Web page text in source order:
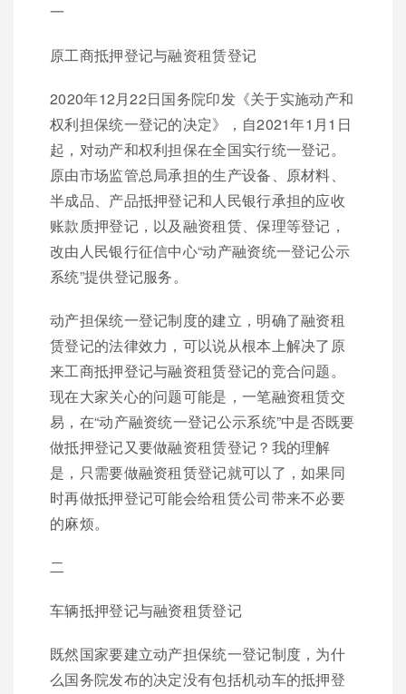
一
原工商抵押登记与融资租赁登记
2020年12月22日国务院印发《关于实施动产和
权利担保统一登记的决定》，自2021年1月1日
起，对动产和权利担保在全国实行统一登记。
原由市场监管总局承担的生产设备、原材料、
半成品、产品抵押登记和人民银行承担的应收
账款质押登记，以及融资租赁、保理等登记，
改由人民银行征信中心“动产融资统一登记公示
系统”提供登记服务。
动产担保统一登记制度的建立，明确了融资租
赁登记的法律效力，可以说从根本上解决了原
来工商抵押登记与融资租赁登记的竞合问题。
现在大家关心的问题可能是，一笔融资租赁交
易，在“动产融资统一登记公示系统”中是否既要
做抵押登记又要做融资租赁登记？我的理解
是，只需要做融资租赁登记就可以了，如果同
时再做抵押登记可能会给租赁公司带来不必要
的麻烦。
二
车辆抵押登记与融资租赁登记
既然国家要建立动产担保统一登记制度，为什
么国务院发布的决定没有包括机动车的抵押登